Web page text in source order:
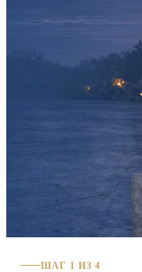
ШАГ 1 ИЗ 4